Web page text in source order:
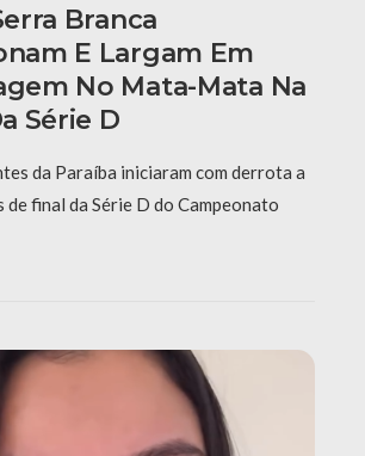
Branca
E Largam Em
No Mata-Mata Na
Série D
da Paraíba iniciaram com derrota a
de final da Série D do Campeonato